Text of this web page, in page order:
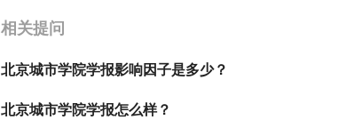
相关提问
北京城市学院学报影响因子是多少？
北京城市学院学报怎么样？